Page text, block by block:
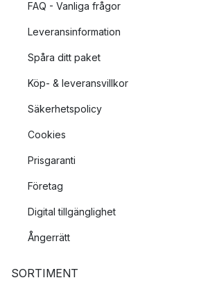
FAQ - Vanliga frågor
Leveransinformation
Spåra ditt paket
Köp- & leveransvillkor
Säkerhetspolicy
Cookies
Prisgaranti
Företag
Digital tillgänglighet
Ångerrätt
SORTIMENT